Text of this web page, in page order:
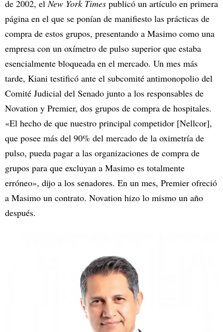
de 2002, elNew York Times publicó un artículo en primera
página en el que se ponían de manifiesto las prácticas de
compra de estos grupos, presentando a Masimo como una
empresa con un oxímetro de pulso superior que estaba
esencialmente bloqueada en el mercado. Un mes más
tarde, Kiani testificó ante el subcomité antimonopolio del
Comité Judicial del Senado junto a los responsables de
Novation y Premier, dos grupos de compra de hospitales.
«El hecho de que nuestro principal competidor [Nellcor],
que posee más del 90% del mercado de la oximetría de
pulso, pueda pagar a las organizaciones de compra de
grupos para que excluyan a Masimo es totalmente
erróneo», dijo a los senadores. En un mes, Premier ofreció
a Masimo un contrato. Novation hizo lo mismo un año
después.